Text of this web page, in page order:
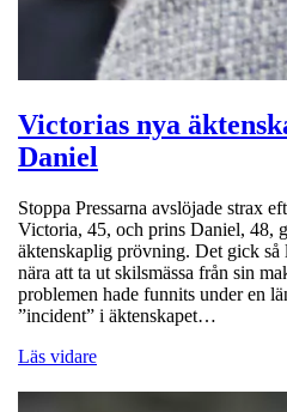
Victorias nya
Daniel
Stoppa Pressarna avslöjade strax
Victoria, 45, och prins Daniel, 48,
äktenskaplig prövning. Det gick
nära att ta ut skilsmässa från sin
problemen hade funnits under en
”incident” i äktenskapet…
Läs vidare